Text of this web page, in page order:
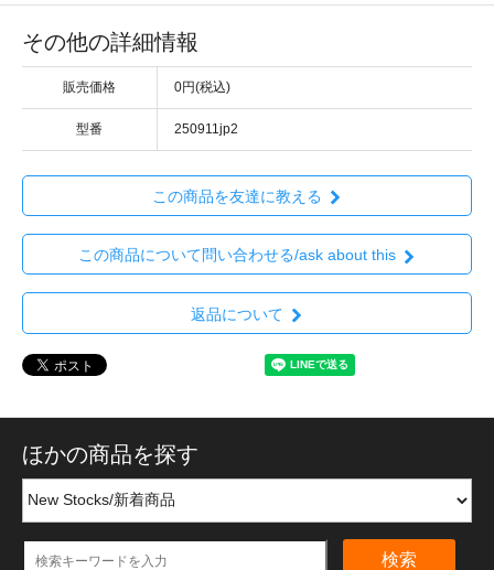
その他の詳細情報
販売価格 0円(税込)
型番 250911jp2
この商品を友達に教える
この商品について問い合わせる/ask about this
返品について
ほかの商品を探す
検索